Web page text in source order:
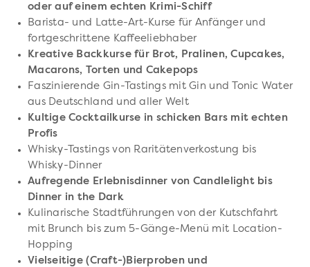
oder auf einem echten Krimi-Schiff
Barista- und Latte-Art-Kurse für Anfänger und
fortgeschrittene Kaffeeliebhaber
Kreative Backkurse für Brot, Pralinen, Cupcakes,
Macarons, Torten und Cakepops
Faszinierende Gin-Tastings mit Gin und Tonic Water
aus Deutschland und aller Welt
Kultige Cocktailkurse in schicken Bars mit echten
Profis
Whisky-Tastings von Raritätenverkostung bis
Whisky-Dinner
Aufregende Erlebnisdinner von Candlelight bis
Dinner in the Dark
Kulinarische Stadtführungen von der Kutschfahrt
mit Brunch bis zum 5-Gänge-Menü mit Location-
Hopping
Vielseitige (Craft-)Bierproben und